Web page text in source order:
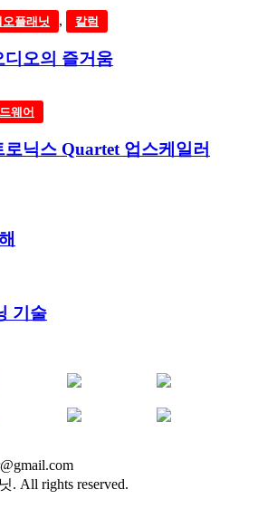
오플래닛 , 칼럼
디오의 즐거움
웨어
로닉스 Quartet 업스케일러
기술
. All rights reserved.